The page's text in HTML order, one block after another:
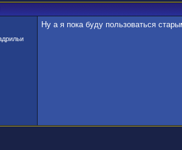
Ну а я пока буду пользоваться